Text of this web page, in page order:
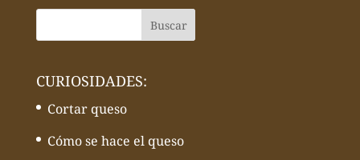
CURIOSIDADES:
Cortar queso
Cómo se hace el queso